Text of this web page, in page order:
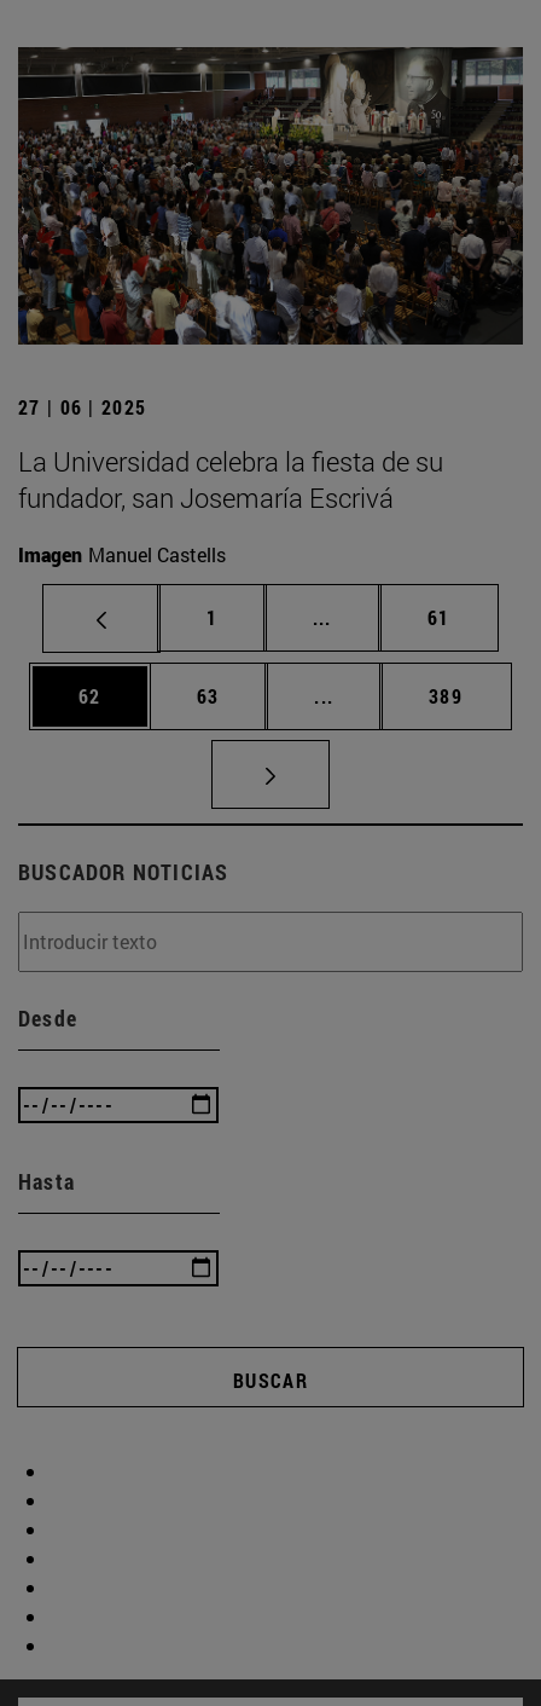
27 | 06 | 2025
La Universidad celebra la fiesta de su
fundador, san Josemaría Escrivá
Imagen Manuel Castells
Página
1 ... Páginas intermedias
Página
61
Página
62 Página
63 ... Páginas intermedias
Página
389
BUSCADOR NOTICIAS
Desde
Hasta
BUSCAR